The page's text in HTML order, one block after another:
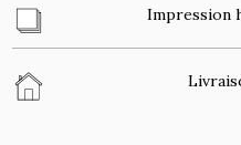
Impression